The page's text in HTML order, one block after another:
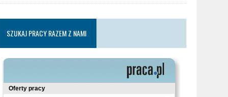
SZUKAJ PRACY RAZEM Z NAMI